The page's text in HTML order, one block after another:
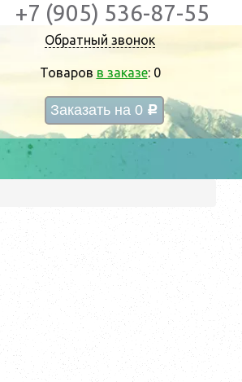
Обратный звонок
Товаров в заказе: 0
Заказать на 0 c
+7 (905) 536-87-55